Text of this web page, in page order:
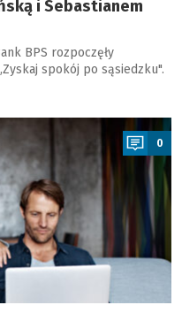
i Sebastianem
BPS rozpoczęły
spokój po sąsiedzku".
0